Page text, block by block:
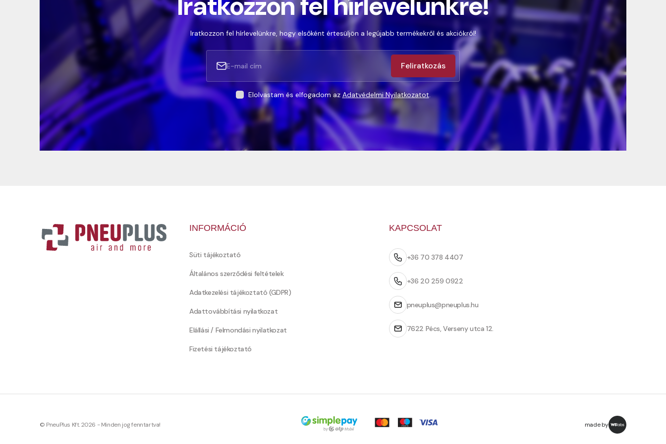
Iratkozzon fel hírlevelünkre, hogy elsőként értesüljön a legújabb termékekről és akciókról!
Feliratkozás
Elolvastam és elfogadom azAdatvédelmi Nyilatkozatot.
INFORMÁCIÓ
Süti tájékoztató
Általános szerződési feltételek
Adatkezelési tájékoztató (GDPR)
Adattovábbítási nyilatkozat
Elállási / Felmondási nyilatkozat
Fizetési tájékoztató
KAPCSOLAT
+36 70 378 4407
+36 20 259 0922
pneuplus@pneuplus.hu
7622 Pécs, Verseny utca 12.
© PneuPlus Kft. 2026 - Minden jog fenntartva! made by